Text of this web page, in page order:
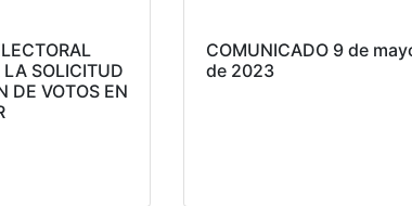
SOLICITUD
DE VOTOS EN
COMUNICADO 9 de
de 2023